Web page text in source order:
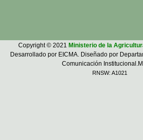
Copyright © 2021 Ministerio de la
Desarrollado por EICMA. Diseñado por
Comunicación
RNSW: A1021